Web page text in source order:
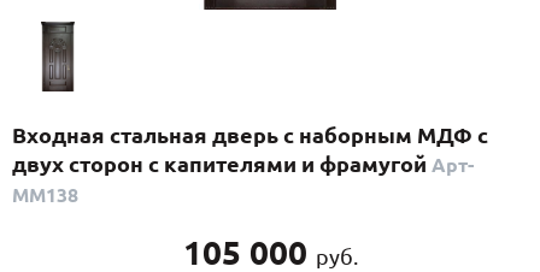
(29)
ПО НАЗНАЧЕНИЮ
ПО КОНСТРУКЦИИ
Входная стальная дверь с наборным МДФ с
двух сторон с капителями и фрамугой Арт-
ММ138
105 000 руб.